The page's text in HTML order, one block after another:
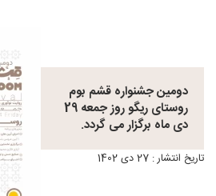
دومین جشنواره قشم بوم
روستای ریگو روز جمعه 29
دی ماه برگزار می گردد.
تاریخ انتشار : 27 دی 1402